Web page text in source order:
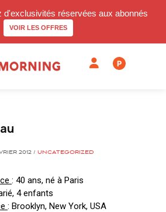
d'exclusivités réservées aux abonnés
VOIR LES OFFRES
P
2012 / UNCATEGORIZED
: 40 ans, né à Paris
4 enfants
: Brooklyn, New York, USA